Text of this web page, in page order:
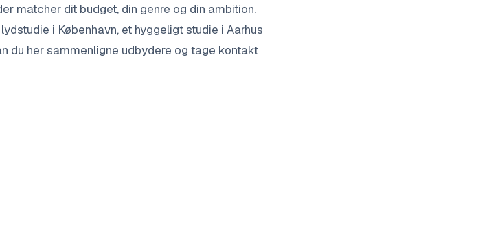
matcher dit budget, din genre og din ambition.
i København, et hyggeligt studie i Aarhus
du her sammenligne udbydere og tage kontakt